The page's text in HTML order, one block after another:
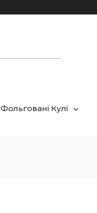
Фольговані Кулі